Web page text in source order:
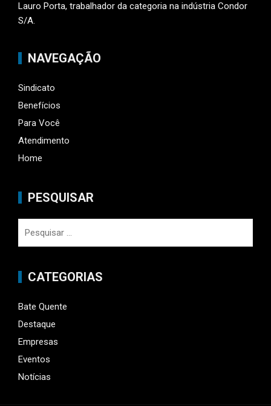
Lauro Porta, trabalhador da categoria na indústria Condor
S/A.
NAVEGAÇÃO
Sindicato
Benefícios
Para Você
Atendimento
Home
PESQUISAR
CATEGORIAS
Bate Quente
Destaque
Empresas
Eventos
Notícias